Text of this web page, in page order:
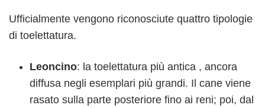
Ufficialmente vengono riconosciute quattro tipologie
di toelettatura.
Leoncino: la toelettatura più antica , ancora
diffusa negli esemplari più grandi. Il cane viene
rasato sulla parte posteriore fino ai reni; poi, dal